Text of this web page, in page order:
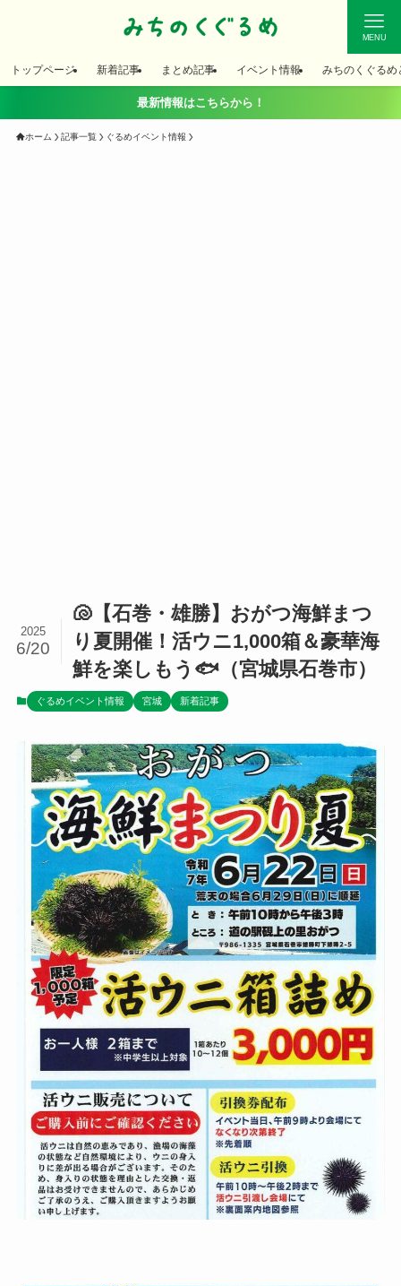
MENU
トップページ 新着記事 まとめ記事 イベント情報 みちのくぐるめ
最新情報はこちらから！
ホーム 記事一覧 ぐるめイベント情報
🐚【石巻・雄勝】おがつ海鮮まつ
り夏開催！活ウニ1,000箱＆豪華海
鮮を楽しもう🐟（宮城県石巻市）
2025
6/20
ぐるめイベント情報 宮城 新着記事